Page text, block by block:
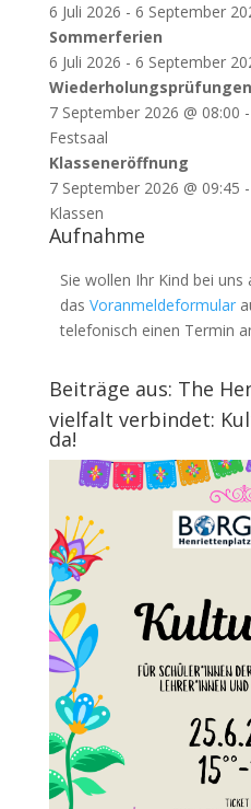
6 Juli 2026 - 6 September
Sommerferien
6 Juli 2026 - 6 September
Wiederholungsprüfungen
7 September 2026 @ 08:00 -
Festsaal
Klasseneröffnung
7 September 2026 @ 09:45 -
Klassen
Aufnahme
Sie wollen Ihr Kind bei
das Voranmeldeformular
telefonisch einen Termin
Beiträge aus: The
vielfalt verbindet:
da!